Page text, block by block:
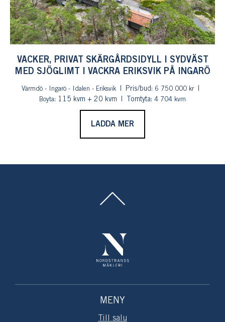
VACKER, PRIVAT SKÄRGÅRDSIDYLL I SYDVÄST
MED SJÖGLIMT I VACKRA ERIKSVIK PÅ INGARÖ
Värmdö - Ingarö - Idalen - Eriksvik Pris/bud: 6 750 000 kr
Boyta: 115 kvm + 20 kvm Tomtyta: 4 704 kvm
LADDA MER
MENY
Till salu